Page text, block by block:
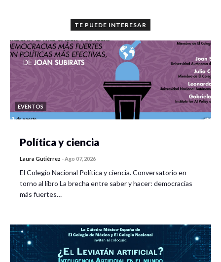
TE PUEDE INTERESAR
EVENTOS
Política y ciencia
Laura Gutiérrez -Ago 07, 2026
El Colegio Nacional Política y ciencia. Conversatorio en
torno al libro La brecha entre saber y hacer: democracias
más fuertes…